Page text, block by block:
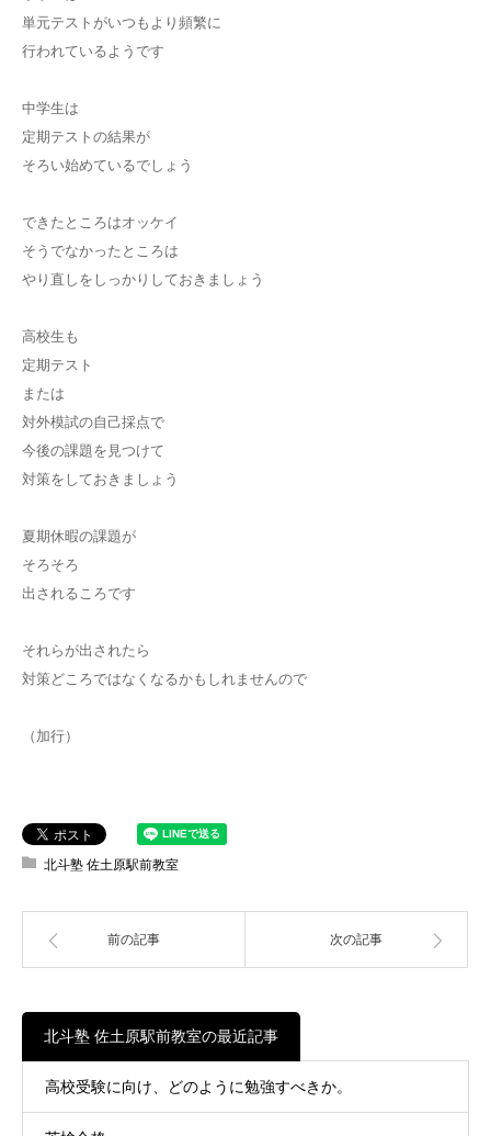
単元テストがいつもより頻繁に
行われているようです
中学生は
定期テストの結果が
そろい始めているでしょう
できたところはオッケイ
そうでなかったところは
やり直しをしっかりしておきましょう
高校生も
定期テスト
または
対外模試の自己採点で
今後の課題を見つけて
対策をしておきましょう
夏期休暇の課題が
そろそろ
出されるころです
それらが出されたら
対策どころではなくなるかもしれませんので
（加行）
北斗塾 佐土原駅前教室
前の記事 次の記事
北斗塾 佐土原駅前教室の最近記事
高校受験に向け、どのように勉強すべきか。